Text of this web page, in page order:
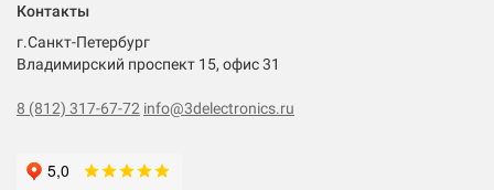
Контакты
г.Санкт-Петербург
Владимирский проспект 15, офис 31
8 (812) 317-67-72 info@3delectronics.ru